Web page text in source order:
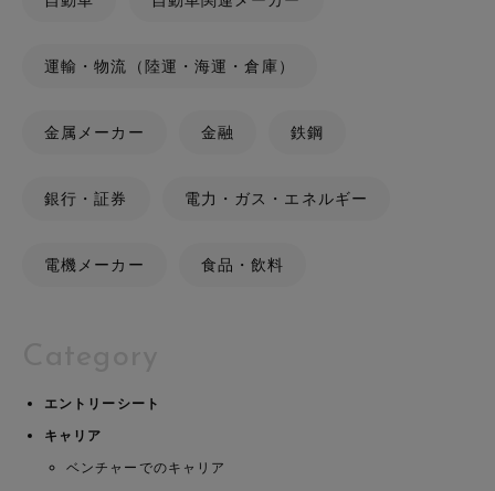
運輸・物流（陸運・海運・倉庫）
金属メーカー 金融 鉄鋼
銀行・証券 電力・ガス・エネルギー
電機メーカー 食品・飲料
エントリーシート
キャリア
ベンチャーでのキャリア